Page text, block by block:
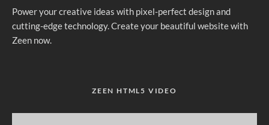
Power your creative ideas with pixel-perfect design and
cutting-edge technology. Create your beautiful website with
Zeen now.
ZEEN HTML5 VIDEO